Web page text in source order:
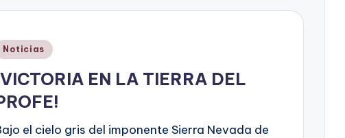
Noticias
EN LA TIERRA DEL
el cielo gris del imponente Sierra Nevada de